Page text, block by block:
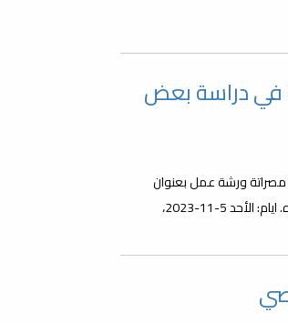
في دراسة بعض
مصراتة ورشة عمل بعنوان
(استخدام علم المعلومات الحياتية في دراسة بعض الجينات) سيقدمها: د. مصطفى محمد دراه. ايام: الأحد 5-11-2023،